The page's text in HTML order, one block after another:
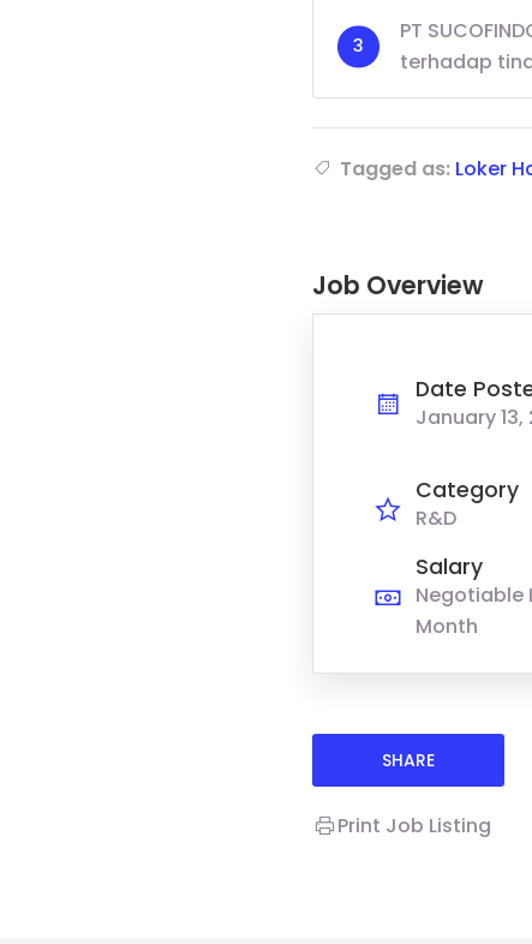
PT
terhadap
Tagged as: Loker
Job Overview
Date
January 13,
Category
R&D
Salary
Negotiable
Month
SHARE
Print Job Listing